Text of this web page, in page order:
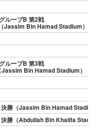
ループB 第2戦
Jassim Bin Hamad Stadium）
ループB 第3戦
Bin Hamad Stadium）
勝（Jassim Bin Hamad Stadium
勝（Abdullah Bin Khalifa